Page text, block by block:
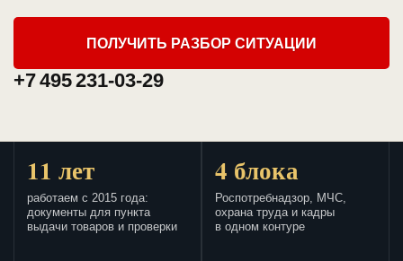
ПОЛУЧИТЬ РАЗБОР СИТУАЦИИ
+7 495 231-03-29
11 лет
работаем с 2015 года:
документы для пункта
выдачи товаров и проверки
4 блока
Роспотребнадзор, МЧС,
охрана труда и кадры
в одном контуре